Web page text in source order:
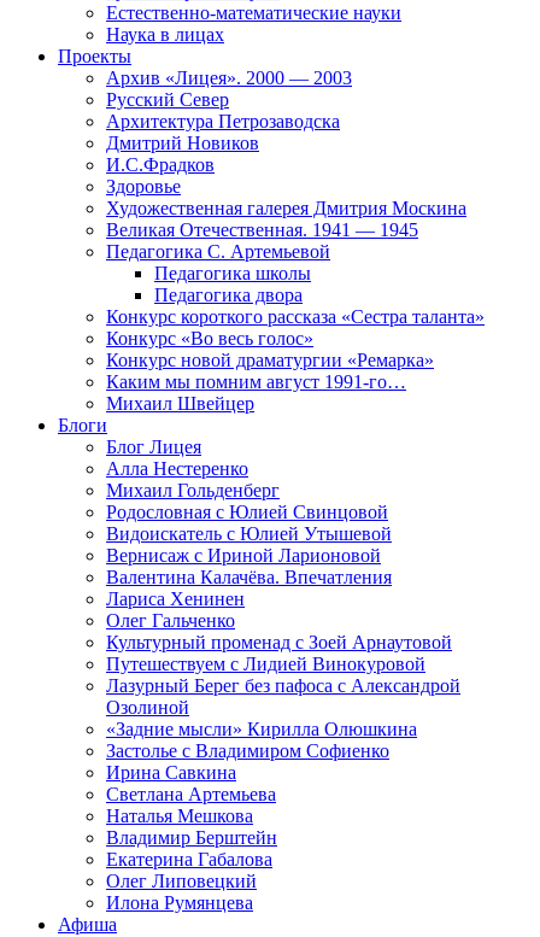
Естественно-математические науки
Наука в лицах
Проекты
Архив «Лицея». 2000 — 2003
Русский Север
Архитектура Петрозаводска
Дмитрий Новиков
И.С.Фрадков
Здоровье
Художественная галерея Дмитрия Москина
Великая Отечественная. 1941 — 1945
Педагогика С. Артемьевой
Педагогика школы
Педагогика двора
Конкурс короткого рассказа «Сестра таланта»
Конкурс «Во весь голос»
Конкурс новой драматургии «Ремарка»
Каким мы помним август 1991-го…
Михаил Швейцер
Блоги
Блог Лицея
Алла Нестеренко
Михаил Гольденберг
Родословная с Юлией Свинцовой
Видоискатель с Юлией Утышевой
Вернисаж с Ириной Ларионовой
Валентина Калачёва. Впечатления
Лариса Хенинен
Олег Гальченко
Культурный променад с Зоей Арнаутовой
Путешествуем с Лидией Винокуровой
Лазурный Берег без пафоса с Александрой
Озолиной
«Задние мысли» Кирилла Олюшкина
Застолье с Владимиром Софиенко
Ирина Савкина
Светлана Артемьева
Наталья Мешкова
Владимир Берштейн
Екатерина Габалова
Олег Липовецкий
Илона Румянцева
Афиша